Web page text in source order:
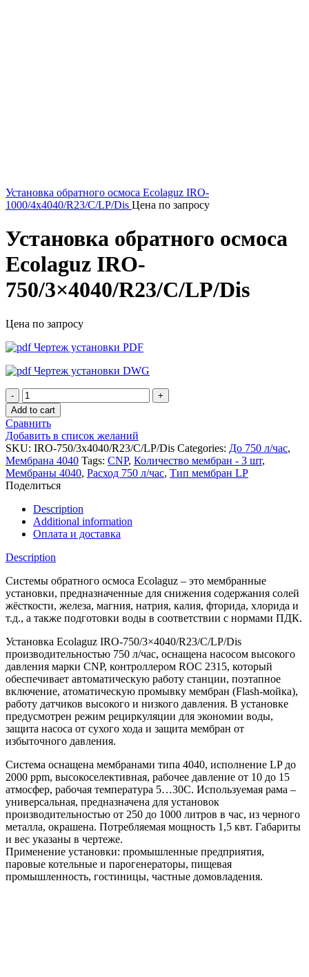
Установка обратного осмоса Ecolaguz IRO-
1000/4x4040/R23/C/LP/Dis Цена по запросу
Установка обратного осмоса
Ecolaguz IRO-
750/3×4040/R23/C/LP/Dis
Цена по запросу
Чертеж установки PDF
Чертеж установки DWG
Установка
обратного
осмоса
Ecolaguz
IRO-
750/3x4040/R23/C/LP/Dis
quantity
Add to cart
Сравнить
Добавить в список желаний
SKU: IRO-750/3x4040/R23/C/LP/Dis Categories: До 750 л/час,
Мембрана 4040 Tags: CNP, Количество мембран - 3 шт,
Мембраны 4040, Расход 750 л/час, Тип мембран LP
Поделиться
Description
Additional information
Оплата и доставка
Description
Системы обратного осмоса Ecolaguz – это мембранные
установки, предназначенные для снижения содержания солей
жёсткости, железа, магния, натрия, калия, фторида, хлорида и
т.д., а также подготовки воды в соответствии с нормами ПДК.
Установка Ecolaguz IRO-750/3×4040/R23/C/LP/Dis
производительностью 750 л/час, оснащена насосом высокого
давления марки CNP, контроллером ROC 2315, который
обеспечивает автоматическую работу станции, поэтапное
включение, атоматическую промывку мембран (Flash-мойка),
работу датчиков высокого и низкого давления. В установке
предусмотрен режим рециркуляции для экономии воды,
защита насоса от сухого хода и защита мембран от
избыточного давления.
Система оснащена мембранами типа 4040, исполнение LP до
2000 ppm, высокоселективная, рабочее давление от 10 до 15
атмосфер, рабочая температура 5…30С. Используемая рама –
универсальная, предназначена для установок
производительностью от 250 до 1000 литров в час, из черного
металла, окрашена. Потребляемая мощность 1,5 квт. Габариты
и вес указаны в чертеже.
Применение установки: промышленные предприятия,
паровые котельные и парогенераторы, пищевая
промышленность, гостиницы, частные домовладения.